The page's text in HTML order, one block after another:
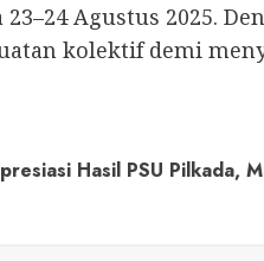
Agustus 2025.
kolektif demi
Hasil PSU Pilkada,